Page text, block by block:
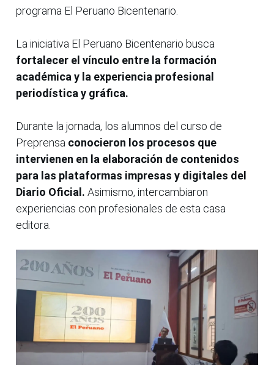
programa El Peruano Bicentenario.
La iniciativa El Peruano Bicentenario busca
fortalecer el vínculo entre la formación
académica y la experiencia profesional
periodística y gráfica.
Durante la jornada, los alumnos del curso de
Preprensa conocieron los procesos que
intervienen en la elaboración de contenidos
para las plataformas impresas y digitales del
Diario Oficial. Asimismo, intercambiaron
experiencias con profesionales de esta casa
editora.